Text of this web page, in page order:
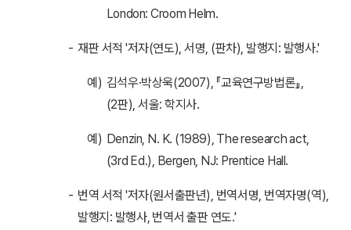
London: Croom Helm.
- 재판 서적 '저자(연도), 서명, (판차), 발행지: 발행사.'
예) 김석우·박상욱(2007), 『교육연구방법론』,
(2판), 서울: 학지사.
예) Denzin, N. K. (1989), The research act,
(3rd Ed.), Bergen, NJ: Prentice Hall.
- 번역 서적 '저자(원서출판년), 번역서명, 번역자명(역),
발행지: 발행사, 번역서 출판 연도.'